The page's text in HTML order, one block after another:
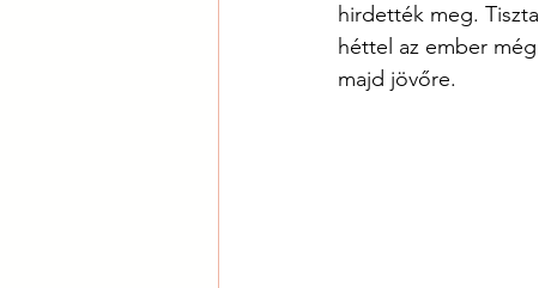
hirdették meg.
héttel az ember
majd jövőre.